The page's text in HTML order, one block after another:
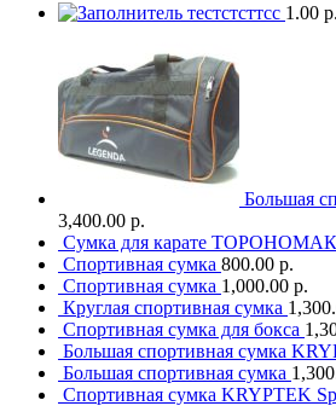
тестстсттсс 1.00 р.
Большая
3,400.00 р.
Сумка для карате
Спортивная сумка 800.00 р.
Спортивная сумка 1,000.00 р.
Круглая спортивная сумка
Спортивная сумка для бокса
Большая спортивная сумка
Большая спортивная сумка
Спортивная сумка KRYPTEK